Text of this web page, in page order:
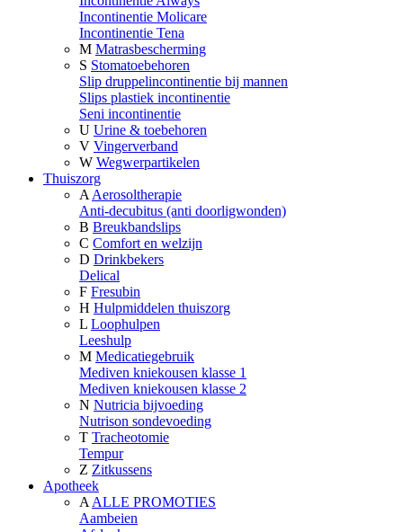
Incontinentie Molicare
Incontinentie Tena
M Matrasbescherming
S Stomatoebehoren
Slip druppelincontinentie bij mannen
Slips plastiek incontinentie
Seni incontinentie
U Urine & toebehoren
V Vingerverband
W Wegwerpartikelen
Thuiszorg
A Aerosoltherapie
Anti-decubitus (anti doorligwonden)
B Breukbandslips
C Comfort en welzijn
D Drinkbekers
Delical
F Fresubin
H Hulpmiddelen thuiszorg
L Loophulpen
Leeshulp
M Medicatiegebruik
Mediven kniekousen klasse 1
Mediven kniekousen klasse 2
N Nutricia bijvoeding
Nutrison sondevoeding
T Tracheotomie
Tempur
Z Zitkussens
Apotheek
A ALLE PROMOTIES
Aambeien